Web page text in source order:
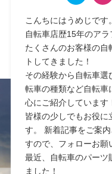
こんちにはうめじです
自転車店歴15年のアラ
たくさんのお客様の自
トしてきました！
その経験から自転車選
転車の種類など自転車
心にご紹介しています
皆様の少しでもお役に
す。 新着記事をご案
すので、フォローお願
最近、自転車のパーツ
ました！